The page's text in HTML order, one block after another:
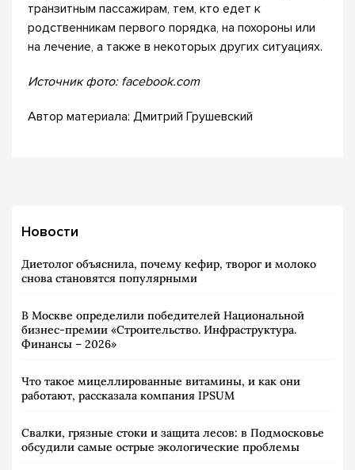
транзитным пассажирам, тем, кто едет к
родственникам первого порядка, на похороны или
на лечение, а также в некоторых других ситуациях.
Источник фото: facebook.com
Автор материала: Дмитрий Грушевский
Новости
Диетолог объяснила, почему кефир, творог и молоко
снова становятся популярными
В Москве определили победителей Национальной
бизнес-премии «Строительство. Инфраструктура.
Финансы – 2026»
Что такое мицеллированные витамины, и как они
работают, рассказала компания IPSUM
Свалки, грязные стоки и защита лесов: в Подмосковье
обсудили самые острые экологические проблемы